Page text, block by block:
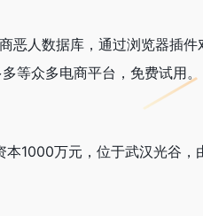
恶人数据库，通过浏览器插件
等众多电商平台，免费试用。
1000万元，位于武汉光谷，